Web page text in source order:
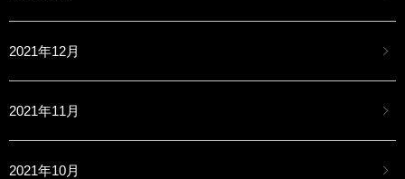
2021年12月
2021年11月
2021年10月